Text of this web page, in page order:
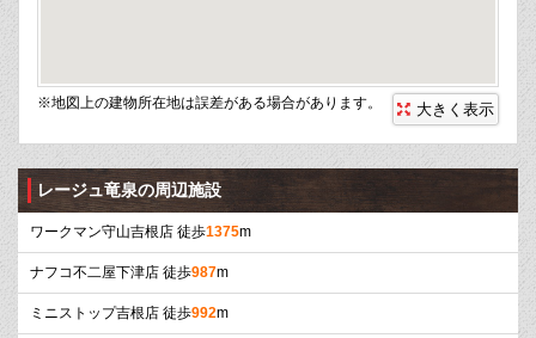
※地図上の建物所在地は誤差がある場合があります。 大きく表示
レージュ竜泉の周辺施設
ワークマン守山吉根店 徒歩1375m
ナフコ不二屋下津店 徒歩987m
ミニストップ吉根店 徒歩992m